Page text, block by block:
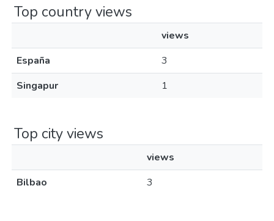
Top country views
views
España
3
Singapur
1
Top city views
views
Bilbao
3